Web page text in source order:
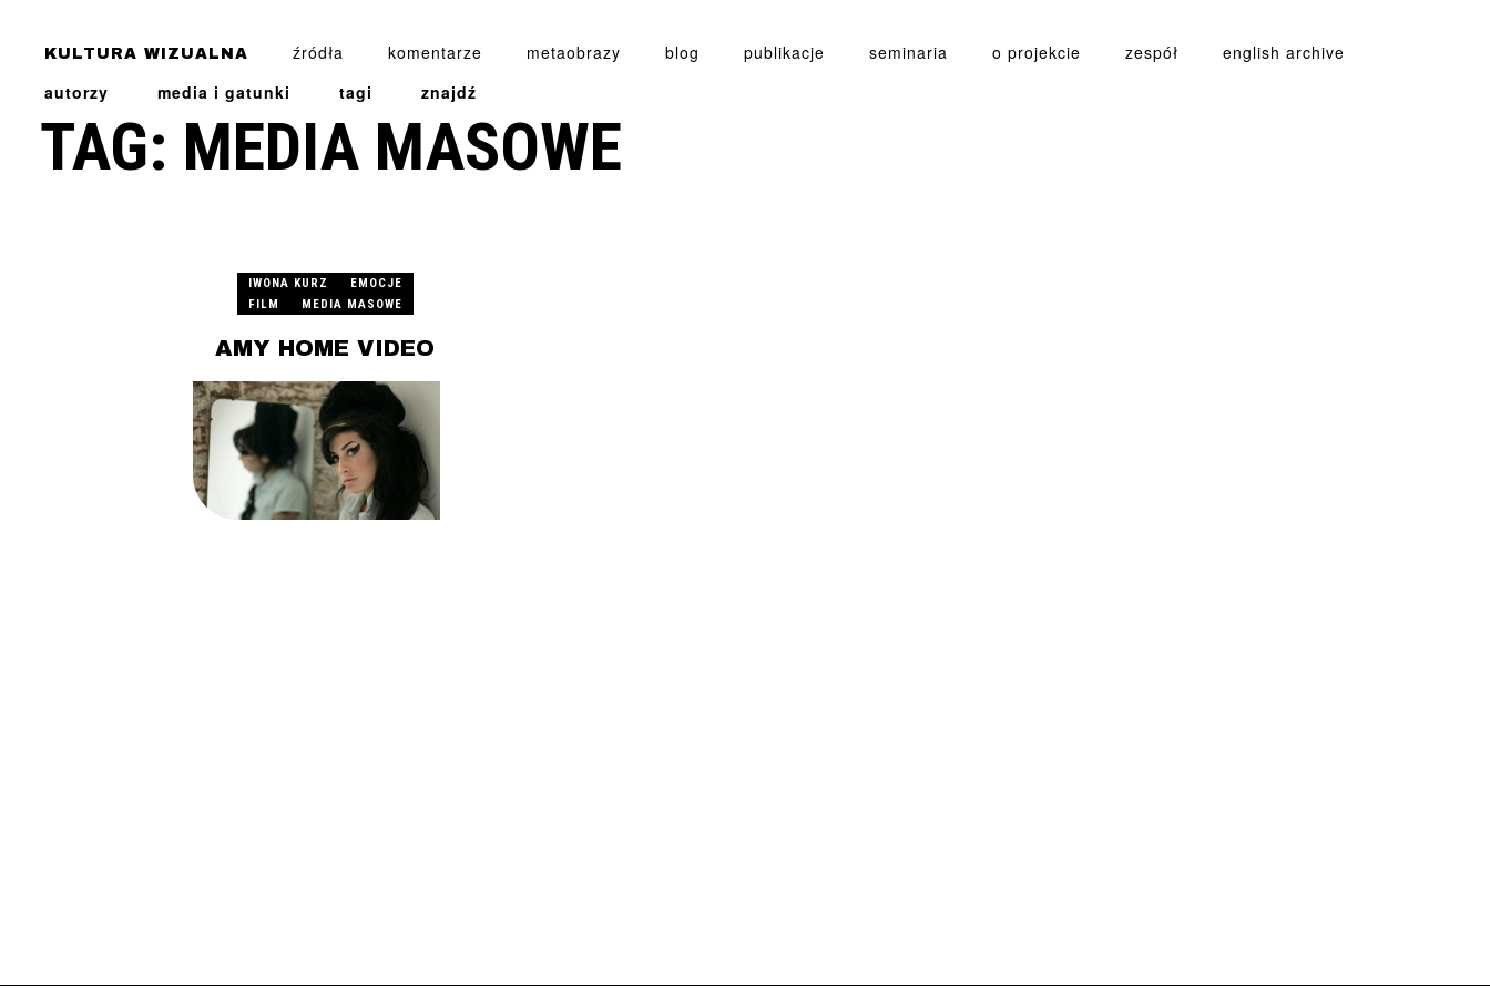
KULTURA WIZUALNA źródła komentarze metaobrazy blog publikacje seminaria o projekcie zespół
english archive
autorzy
media i gatunki tagi znajdź
JALU KUREK
TAG: MEDIA MASOWE
IWONA KURZ
EMOCJE
FILM
MEDIA MASOWE
AMY HOME VIDEO